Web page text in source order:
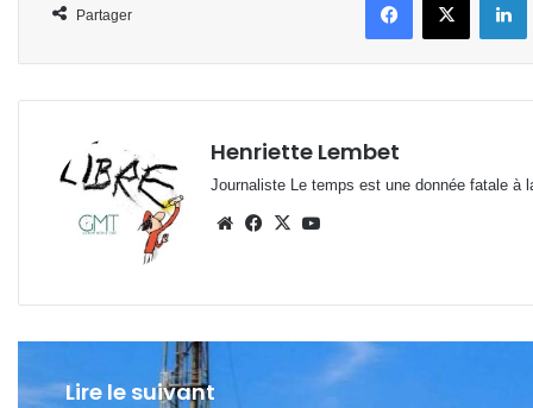
Partager
Henriette Lembet
Journaliste Le temps est une donnée fatale à
WebsiteFacebook
X
Lire le suivant